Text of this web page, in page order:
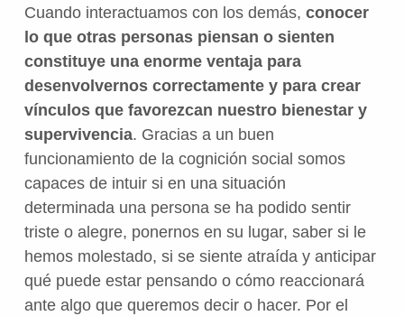
Cuando interactuamos con los demás, conocer
lo que otras personas piensan o sienten
constituye una enorme ventaja para
desenvolvernos correctamente y para crear
vínculos que favorezcan nuestro bienestar y
supervivencia. Gracias a un buen
funcionamiento de la cognición social somos
capaces de intuir si en una situación
determinada una persona se ha podido sentir
triste o alegre, ponernos en su lugar, saber si le
hemos molestado, si se siente atraída y anticipar
qué puede estar pensando o cómo reaccionará
ante algo que queremos decir o hacer. Por el